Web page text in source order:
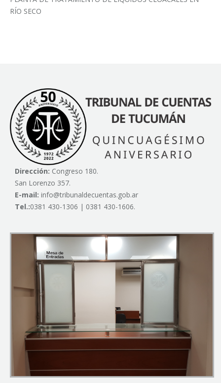
RÍO SECO
Dirección: Congreso 180.
San Lorenzo 357.
E-mail: info@tribunaldecuentas.gob.ar
Tel.:0381 430-1306 | 0381 430-1606.